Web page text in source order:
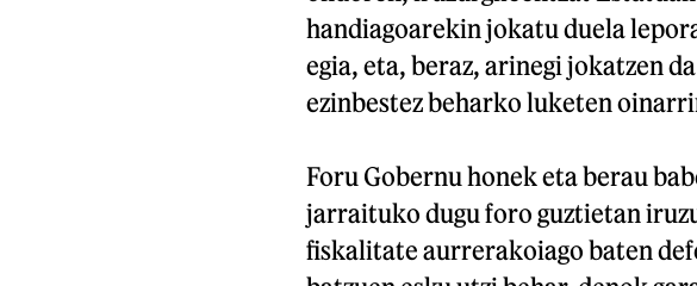
handiagoarekin jokatu duela
egia, eta, beraz, arinegi jokatzen
ezinbestez beharko luketen
Foru Gobernu honek eta berau
jarraituko dugu foro guztietan
fiskalitate aurrerakoiago baten